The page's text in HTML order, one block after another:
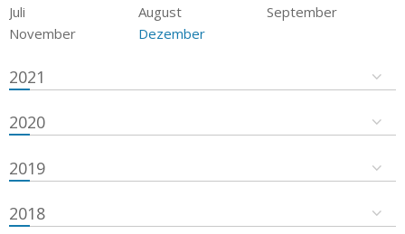
Juli
August
September
November
Dezember
2021
2020
2019
2018